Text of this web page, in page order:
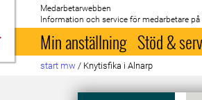
Till startsida
Medarbetarwebben
Information och service för medarbetare på
Min anställning Stöd &
start mw / Knytisfika i Alnarp